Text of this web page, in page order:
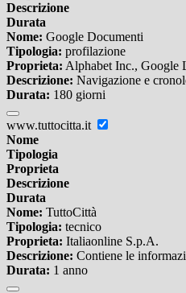
Descrizione
Durata
Nome: Google Documenti
Tipologia: profilazione
Proprieta: Alphabet Inc., Google
Descrizione: Navigazione e
Durata: 180 giorni
www.tuttocitta.it
Nome
Tipologia
Proprieta
Descrizione
Durata
Nome: TuttoCittà
Tipologia: tecnico
Proprieta: Italiaonline S.p.A.
Descrizione: Contiene le
Durata: 1 anno